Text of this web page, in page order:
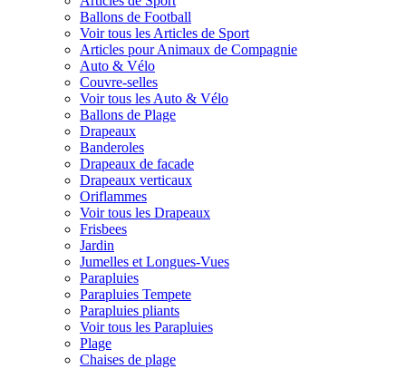
Ballons de Football
Voir tous les Articles de Sport
Articles pour Animaux de Compagnie
Auto & Vélo
Couvre-selles
Voir tous les Auto & Vélo
Ballons de Plage
Drapeaux
Banderoles
Drapeaux de facade
Drapeaux verticaux
Oriflammes
Voir tous les Drapeaux
Frisbees
Jardin
Jumelles et Longues-Vues
Parapluies
Parapluies Tempete
Parapluies pliants
Voir tous les Parapluies
Plage
Chaises de plage